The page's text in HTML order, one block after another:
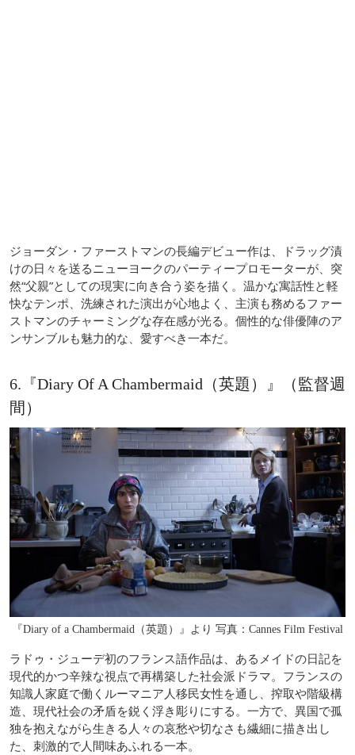
ジョーダン・ファーストマンの長編デビュー作は、ドラッグ漬
けの日々を送るニューヨークのパーティープロモーターが、突
然“父親”としての現実に向き合う姿を描く。温かな寓話性と軽
快なテンポ、洗練された演出が心地よく、主演も務めるファー
ストマンのチャーミングな存在感が光る。個性的な俳優陣のア
ンサンブルも魅力的な、愛すべき一本だ。
6.『Diary Of A Chambermaid（英題）』（監督週
間）
『Diary of a Chambermaid（英題）』より 写真：Cannes Film Festival
ラドゥ・ジューデ初のフランス語作品は、あるメイドの日記を
現代的かつ辛辣な視点で再構築した社会派ドラマ。フランスの
知識人家庭で働くルーマニア人移民女性を通し、搾取や階級構
造、現代社会の矛盾を鋭く浮き彫りにする。一方で、異国で孤
独を抱えながら生きる人々の哀愁や切なさも繊細に描き出し
た、刺激的で人間味あふれる一本。